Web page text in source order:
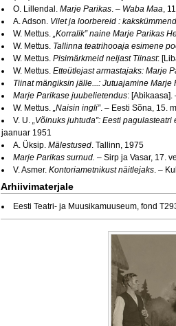
O. Lillendal. Marje Parikas. – Waba Maa,
A. Adson. Vilet ja loorbereid :
W. Mettus. „Korralik” naine Marje Parikas
W. Mettus. Tallinna teatrihooaja esimene
W. Mettus. Pisimärkmeid neljast Tiinast:
W. Mettus. Etteütlejast armastajaks: Marje
Tiinat mängiksin jälle...: Jutuajamine Marje
Marje Parikase juubelietendus: [Abikaasa].
W. Mettus. „Naisin ingli”. – Eesti Sõna, 15.
V. U. „Võinuks juhtuda”: Eesti
jaanuar 1951
A. Üksip. Mälestused. Tallinn, 1975
Marje Parikas surnud. – Sirp ja Vasar, 17.
V. Asmer. Kontoriametnikust näitlejaks. –
Arhiivimaterjale
Eesti Teatri- ja Muusikamuuseum, fond